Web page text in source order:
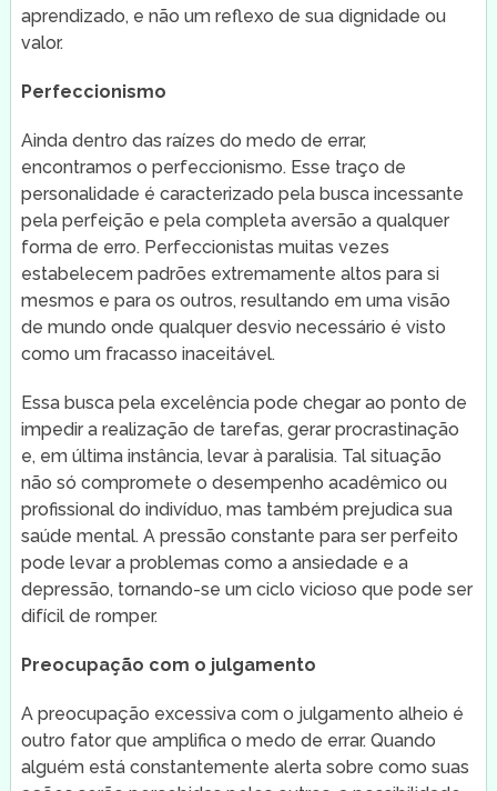
aprendizado, e não um reflexo de sua dignidade ou
valor.
Perfeccionismo
Ainda dentro das raízes do medo de errar,
encontramos o perfeccionismo. Esse traço de
personalidade é caracterizado pela busca incessante
pela perfeição e pela completa aversão a qualquer
forma de erro. Perfeccionistas muitas vezes
estabelecem padrões extremamente altos para si
mesmos e para os outros, resultando em uma visão
de mundo onde qualquer desvio necessário é visto
como um fracasso inaceitável.
Essa busca pela excelência pode chegar ao ponto de
impedir a realização de tarefas, gerar procrastinação
e, em última instância, levar à paralisia. Tal situação
não só compromete o desempenho acadêmico ou
profissional do indivíduo, mas também prejudica sua
saúde mental. A pressão constante para ser perfeito
pode levar a problemas como a ansiedade e a
depressão, tornando-se um ciclo vicioso que pode ser
difícil de romper.
Preocupação com o julgamento
A preocupação excessiva com o julgamento alheio é
outro fator que amplifica o medo de errar. Quando
alguém está constantemente alerta sobre como suas